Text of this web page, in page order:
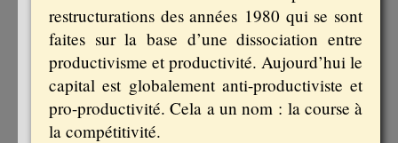
restructurations des années 1980 qui se sont
faites sur la base d’une dissociation entre
productivisme et productivité. Aujourd’hui le
capital est globalement anti-productiviste et
pro-productivité. Cela a un nom : la course à
la compétitivité.